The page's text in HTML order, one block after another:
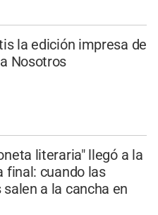
la edición impresa de
Nosotros
literaria" llegó a la
final: cuando las
salen a la cancha en